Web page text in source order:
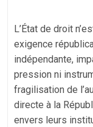
L’État de droit
exigence
indépendante,
pression ni
fragilisation de
directe à la
envers leurs